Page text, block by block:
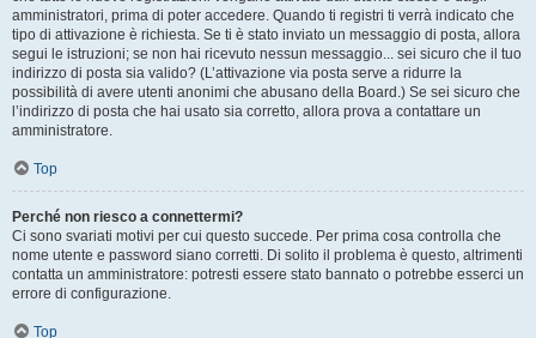
amministratori, prima di poter accedere. Quando ti registri ti verrà indicato che
tipo di attivazione è richiesta. Se ti è stato inviato un messaggio di posta, allora
segui le istruzioni; se non hai ricevuto nessun messaggio... sei sicuro che il tuo
indirizzo di posta sia valido? (L’attivazione via posta serve a ridurre la
possibilità di avere utenti anonimi che abusano della Board.) Se sei sicuro che
l’indirizzo di posta che hai usato sia corretto, allora prova a contattare un
amministratore.
Top
Perché non riesco a connettermi?
Ci sono svariati motivi per cui questo succede. Per prima cosa controlla che
nome utente e password siano corretti. Di solito il problema è questo, altrimenti
contatta un amministratore: potresti essere stato bannato o potrebbe esserci un
errore di configurazione.
Top